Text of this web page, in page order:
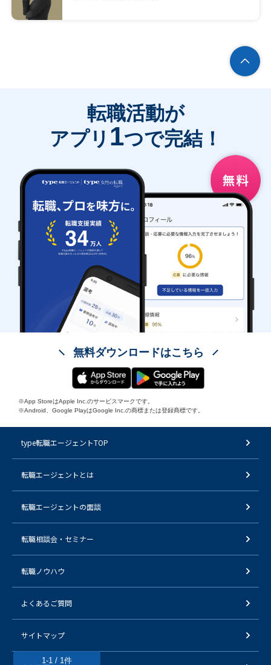
1-1 / 1件
転職活動が
アプリ 1つで完結！
無料ダウンロードはこちら
※App StoreはApple Inc.のサービスマークです。
※Android、Google PlayはGoogle Inc.の商標または登録商標です。
type転職エージェントTOP
転職エージェントとは
転職エージェントの面談
転職相談会・セミナー
転職ノウハウ
よくあるご質問
サイトマップ